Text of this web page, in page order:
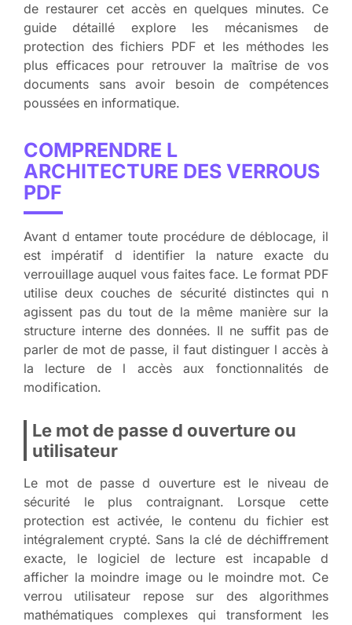
de restaurer cet accès en quelques minutes. Ce
guide détaillé explore les mécanismes de
protection des fichiers PDF et les méthodes les
plus efficaces pour retrouver la maîtrise de vos
documents sans avoir besoin de compétences
poussées en informatique.
COMPRENDRE L
ARCHITECTURE DES VERROUS
PDF
Avant d entamer toute procédure de déblocage, il
est impératif d identifier la nature exacte du
verrouillage auquel vous faites face. Le format PDF
utilise deux couches de sécurité distinctes qui n
agissent pas du tout de la même manière sur la
structure interne des données. Il ne suffit pas de
parler de mot de passe, il faut distinguer l accès à
la lecture de l accès aux fonctionnalités de
modification.
Le mot de passe d ouverture ou
utilisateur
Le mot de passe d ouverture est le niveau de
sécurité le plus contraignant. Lorsque cette
protection est activée, le contenu du fichier est
intégralement crypté. Sans la clé de déchiffrement
exacte, le logiciel de lecture est incapable d
afficher la moindre image ou le moindre mot. Ce
verrou utilisateur repose sur des algorithmes
mathématiques complexes qui transforment les